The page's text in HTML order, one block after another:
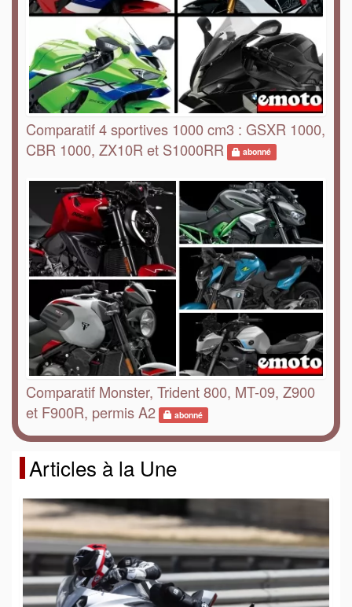
Comparatif 4 sportives 1000 cm3 : GSXR 1000,
CBR 1000, ZX10R et S1000RR
abonné
Comparatif Monster, Trident 800, MT-09, Z900
et F900R, permis A2
abonné
Articles à la Une